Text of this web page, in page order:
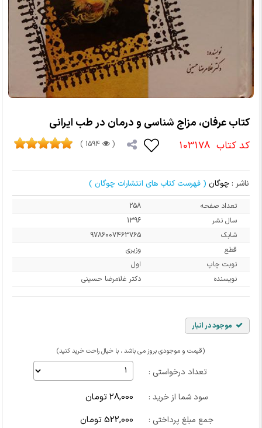
کتاب عرفان، مزاج شناسی و درمان در طب ایرانی
کد کتاب 103178
(
1594 )
ناشر : چوگان ( فهرست کتاب های انتشارات چوگان )
تعداد صفحه
258
سال نشر
1396
شابک
9786007463765
قطع
وزیری
نوبت چاپ
اول
نویسنده
دکتر غلامرضا حسینی
موجود در انبار
(قیمت و موجودی بروز می باشد ، با خیال راحت خرید کنید)
تعداد درخواستی :
سود شما از خرید : 28,000 تومان
جمع مبلغ پرداختی : 522,000 تومان